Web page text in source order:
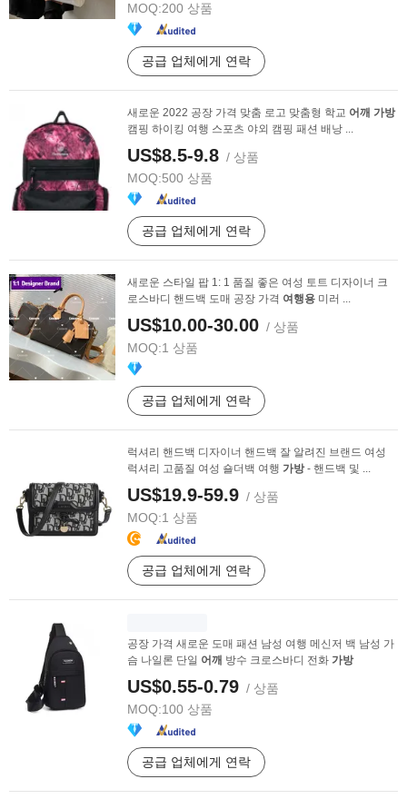
MOQ:200 상품
공급 업체에게 연락
새로운 2022 공장 가격 맞춤 로고 맞춤형 학교 어깨 가방
캠핑 하이킹 여행 스포츠 야외 캠핑 패션 배낭 ...
US$8.5-9.8 / 상품
MOQ:500 상품
공급 업체에게 연락
새로운 스타일 팝 1: 1 품질 좋은 여성 토트 디자이너 크
로스바디 핸드백 도매 공장 가격 여행용 미러 ...
US$10.00-30.00 / 상품
MOQ:1 상품
공급 업체에게 연락
럭셔리 핸드백 디자이너 핸드백 잘 알려진 브랜드 여성
럭셔리 고품질 여성 숄더백 여행 가방- 핸드백 및 ...
US$19.9-59.9 / 상품
MOQ:1 상품
공급 업체에게 연락
공장 가격 새로운 도매 패션 남성 여행 메신저 백 남성 가
슴 나일론 단일 어깨 방수 크로스바디 전화 가방
US$0.55-0.79 / 상품
MOQ:100 상품
공급 업체에게 연락